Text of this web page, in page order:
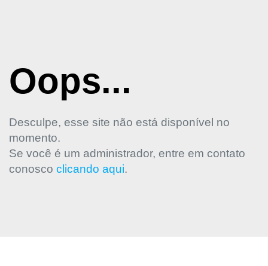
Oops...
Desculpe, esse site não está disponível no
momento.
Se você é um administrador, entre em contato
conosco clicando aqui.